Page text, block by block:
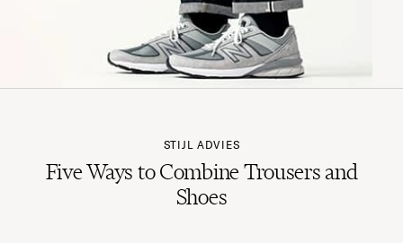
STIJL ADVIES
Five Ways to Combine Trousers and
Shoes